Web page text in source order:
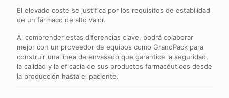
El elevado coste se justifica por los requisitos de estabilidad
de un fármaco de alto valor.
Al comprender estas diferencias clave, podrá colaborar
mejor con un proveedor de equipos como GrandPack para
construir una línea de envasado que garantice la seguridad,
la calidad y la eficacia de sus productos farmacéuticos desde
la producción hasta el paciente.